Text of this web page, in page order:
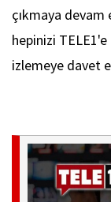
çıkmaya devam
hepinizi
izlemeye davet